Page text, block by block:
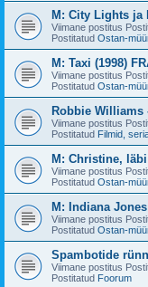
M: City Lights ja
Viimane postitus
Postitatud Ostan-
M: Taxi (1998)
Viimane postitus
Postitatud Ostan-
Robbie Williams
Viimane postitus
Postitatud Filmid,
M: Christine,
Viimane postitus
Postitatud Ostan-
M: Indiana
Viimane postitus
Postitatud Ostan-
Spambotide
Viimane postitus
Postitatud Foorum